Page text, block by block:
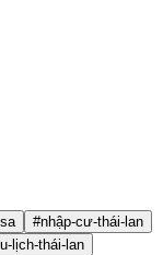
#nhập-cư-thái-lan
lịch-thái-lan